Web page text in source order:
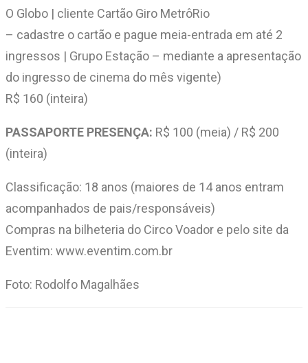
O Globo | cliente Cartão Giro MetrôRio
– cadastre o cartão e pague meia-entrada em até 2
ingressos | Grupo Estação – mediante a apresentação
do ingresso de cinema do mês vigente)
R$ 160 (inteira)
PASSAPORTE PRESENÇA: R$ 100 (meia) / R$ 200
(inteira)
Classificação: 18 anos (maiores de 14 anos entram
acompanhados de pais/responsáveis)
Compras na bilheteria do Circo Voador e pelo site da
Eventim: www.eventim.com.br
Foto: Rodolfo Magalhães